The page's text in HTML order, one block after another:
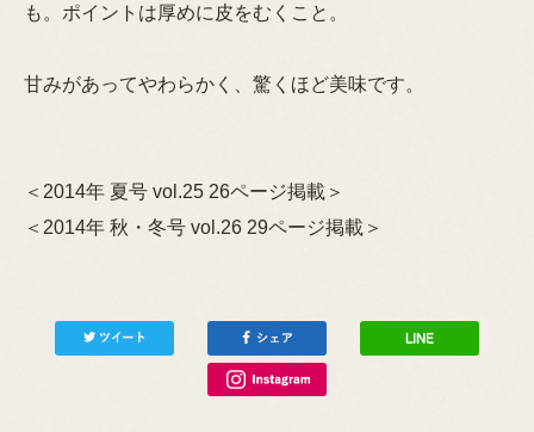
も。ポイントは厚めに皮をむくこと。
甘みがあってやわらかく、驚くほど美味です。
＜2014年 夏号 vol.25 26ページ掲載＞
＜2014年 秋・冬号 vol.26 29ページ掲載＞